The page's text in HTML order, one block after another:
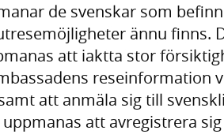
de svenskar som
ännu finns.
att iaktta stor
reseinformation
att anmäla sig till
uppmanas att avregistrera